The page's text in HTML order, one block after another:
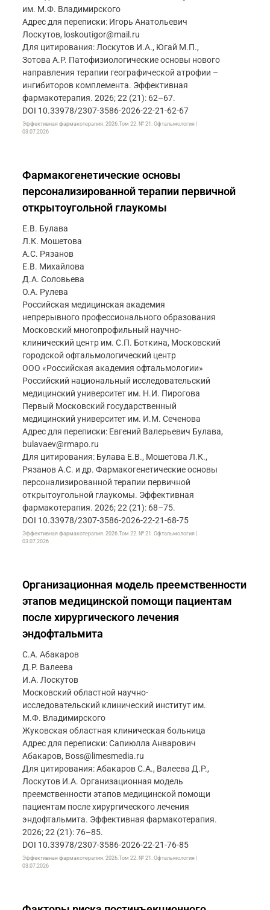
им. М.Ф. Владимирского
Адрес для переписки: Игорь Анатольевич
Лоскутов, loskoutigor@mail.ru
Для цитирования: Лоскутов И.А., Югай М.П.,
Зотова А.Р. Патофизиологические основы нового
направления терапии географической атрофии –
ингибиторов комплемента. Эффективная
фармакотерапия. 2026; 22 (21): 62–67.
DOI 10.33978/2307-3586-2026-22-21-62-67
Эффективная фармакотерапия. 2026.Том 22. № 21. Офтальмология |
03.07.2026
Фармакогенетические основы
персонализированной терапии первичной
открытоугольной глаукомы
Е.В. Булава
Л.К. Мошетова
А.С. Рязанов
Е.В. Михайлова
Д.А. Соловьева
О.А. Рулева
Российская медицинская академия
непрерывного профессионального образования
Московский многопрофильный научно-
клинический центр им. С.П. Боткина, Московский
городской офтальмологический центр
ООО «Российская академия офтальмологии»
Российский национальный исследовательский
медицинский университет им. Н.И. Пирогова
Первый Московский государственный
медицинский университет им. И.М. Сеченова
Адрес для переписки: Евгений Валерьевич Булава,
bulavaev@rmapo.ru
Для цитирования: Булава Е.В., Мошетова Л.К.,
Рязанов А.С. и др. Фармакогенетические основы
персонализированной терапии первичной
открытоугольной глаукомы. Эффективная
фармакотерапия. 2026; 22 (21): 68–75.
DOI 10.33978/2307-3586-2026-22-21-68-75
Эффективная фармакотерапия. 2026.Том 22. № 21. Офтальмология |
03.07.2026
Организационная модель преемственности
этапов медицинской помощи пациентам
после хирургического лечения
эндофтальмита
С.А. Абакаров
Д.Р. Валеева
И.А. Лоскутов
Московский областной научно-
исследовательский клинический институт им.
М.Ф. Владимирского
Жуковская областная клиническая больница
Адрес для переписки: Сапиюлла Анварович
Абакаров, Boss@limesmedia.ru
Для цитирования: Абакаров С.А., Валеева Д.Р.,
Лоскутов И.А. Организационная модель
преемственности этапов медицинской помощи
пациентам после хирургического лечения
эндофтальмита. Эффективная фармакотерапия.
2026; 22 (21): 76–85.
DOI 10.33978/2307-3586-2026-22-21-76-85
Эффективная фармакотерапия. 2026.Том 22. № 21. Офтальмология |
03.07.2026